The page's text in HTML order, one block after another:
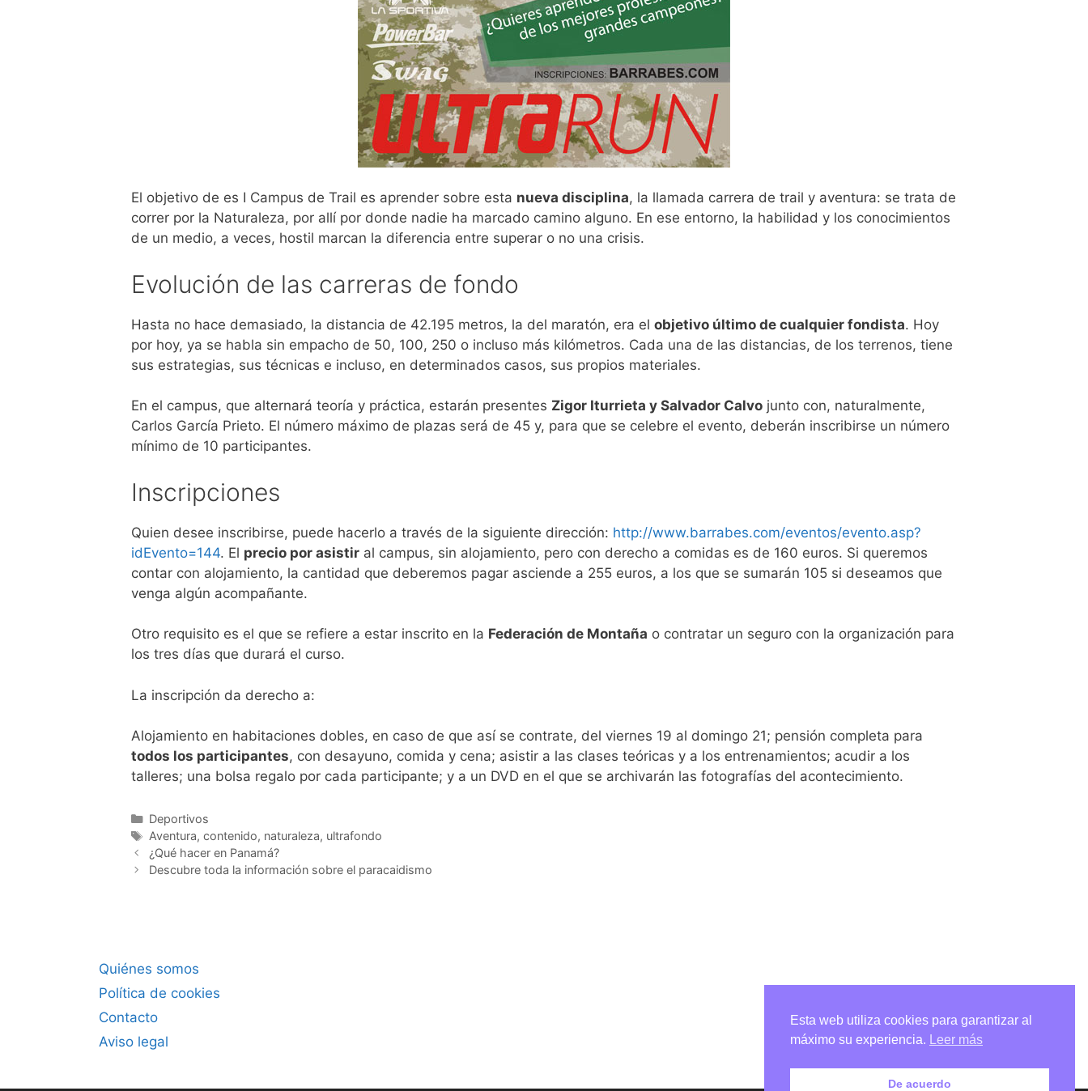
El objetivo de es I Campus de Trail es aprender sobre esta nueva disciplina, la llamada carrera de trail y aventura: se trata de
correr por la Naturaleza, por allí por donde nadie ha marcado camino alguno. En ese entorno, la habilidad y los conocimientos
de un medio, a veces, hostil marcan la diferencia entre superar o no una crisis.
Evolución de las carreras de fondo
Hasta no hace demasiado, la distancia de 42.195 metros, la del maratón, era el objetivo último de cualquier fondista. Hoy
por hoy, ya se habla sin empacho de 50, 100, 250 o incluso más kilómetros. Cada una de las distancias, de los terrenos, tiene
sus estrategias, sus técnicas e incluso, en determinados casos, sus propios materiales.
En el campus, que alternará teoría y práctica, estarán presentes Zigor Iturrieta y Salvador Calvo junto con, naturalmente,
Carlos García Prieto. El número máximo de plazas será de 45 y, para que se celebre el evento, deberán inscribirse un número
mínimo de 10 participantes.
Inscripciones
Quien desee inscribirse, puede hacerlo a través de la siguiente dirección: http://www.barrabes.com/eventos/evento.asp?
idEvento=144. El precio por asistir al campus, sin alojamiento, pero con derecho a comidas es de 160 euros. Si queremos
contar con alojamiento, la cantidad que deberemos pagar asciende a 255 euros, a los que se sumarán 105 si deseamos que
venga algún acompañante.
Otro requisito es el que se refiere a estar inscrito en la Federación de Montaña o contratar un seguro con la organización para
los tres días que durará el curso.
La inscripción da derecho a:
Alojamiento en habitaciones dobles, en caso de que así se contrate, del viernes 19 al domingo 21; pensión completa para
todos los participantes, con desayuno, comida y cena; asistir a las clases teóricas y a los entrenamientos; acudir a los
talleres; una bolsa regalo por cada participante; y a un DVD en el que se archivarán las fotografías del acontecimiento.
Categorías
Deportivos
Etiquetas
Aventura, contenido, naturaleza, ultrafondo
¿Qué hacer en Panamá?
Descubre toda la información sobre el paracaidismo
Quiénes somos
Política de cookies
Contacto
Aviso legal
Esta web utiliza cookies para garantizar al
máximo su experiencia.
Leer más
De acuerdo